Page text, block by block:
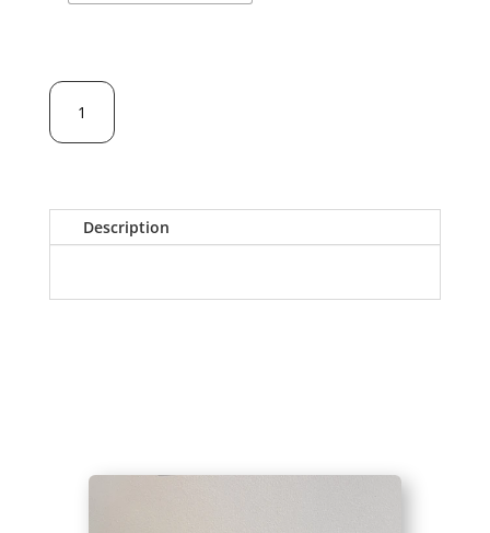
quantité
Dentifrice
Fraîcheur
Protection
Description